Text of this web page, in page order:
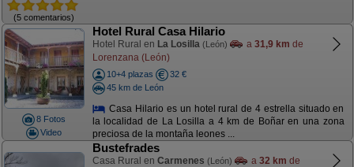
(5 comentarios)
8 Fotos
Video
Hotel Rural Casa Hilario
Hotel Rural en La Losilla (León) a 31,9 km de
Lorenzana (León)
10+4 plazas
32 €
45 km de León
Casa Hilario es un hotel rural de 4 estrella situado en
la localidad de La Losilla a 4 km de Boñar en una zona
preciosa de la montaña leones ...
Bustefrades
Casa Rural en Carmenes (León) a 32 km de